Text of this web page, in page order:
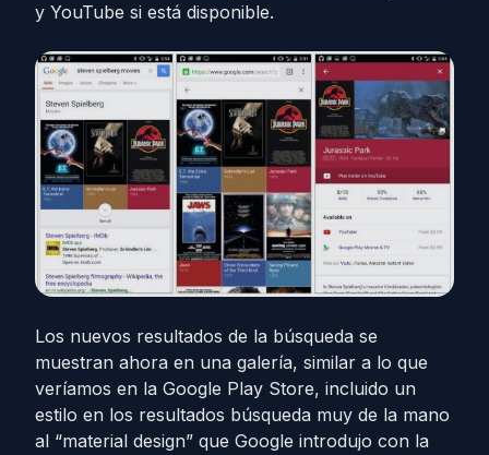
y YouTube si está disponible.
Los nuevos resultados de la búsqueda se
muestran ahora en una galería, similar a lo que
veríamos en la Google Play Store, incluido un
estilo en los resultados búsqueda muy de la mano
al “material design” que Google introdujo con la